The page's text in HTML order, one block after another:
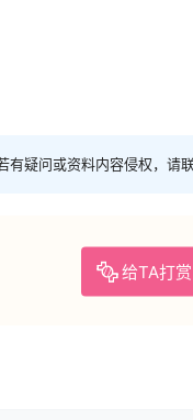
法，去挽回关系。